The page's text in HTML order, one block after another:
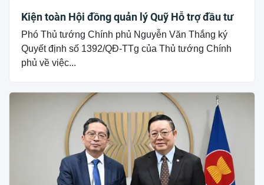
Kiện toàn Hội đồng quản lý Quỹ Hỗ trợ đầu tư
Phó Thủ tướng Chính phủ Nguyễn Văn Thắng ký
Quyết định số 1392/QĐ-TTg của Thủ tướng Chính
phủ về việc...